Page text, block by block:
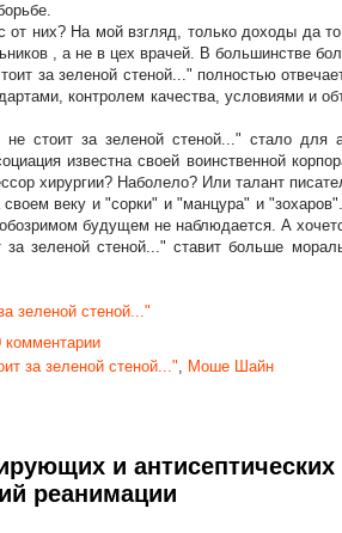
от них? На мой взгляд, только доходы да
, а не в цех врачей. В большинстве
за зеленой стеной..." полностью
контролем качества, условиями и
стоит за зеленой стеной..." стало для
известна своей воинственной
хирургии? Наболело? Или талант
веку и "сорки" и "манцура" и
будущем не наблюдается. А
зеленой стеной..." ставит больше
зеленой стеной..."
комментарии
за зеленой стеной..." Моше Шайн
и антисептических
реанимации